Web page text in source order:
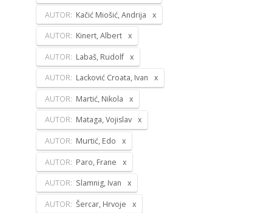
AUTOR: Kačić Miošić, Andrija
AUTOR: Kinert, Albert
AUTOR: Labaš, Rudolf
AUTOR: Lacković Croata, Ivan
AUTOR: Martić, Nikola
AUTOR: Mataga, Vojislav
AUTOR: Murtić, Edo
AUTOR: Paro, Frane
AUTOR: Slamnig, Ivan
AUTOR: Šercar, Hrvoje